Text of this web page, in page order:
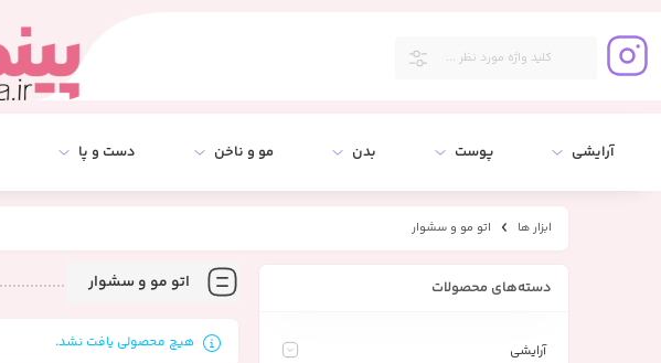
آرایشی پوست بدن مو و ناخن دست و پا
ابزار ها اتو مو و سشوار
اتو مو و سشوار
هیچ محصولی یافت نشد.
دسته‌های محصولات
آرایشی